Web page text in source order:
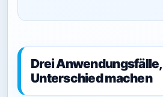
Drei
Unterschied machen